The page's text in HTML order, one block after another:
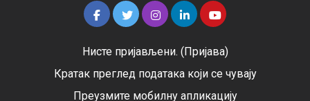
Нисте пријављени. (Пријава)
Кратак преглед података који се чувају
Преузмите мобилну апликацију